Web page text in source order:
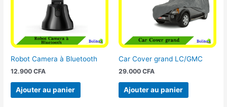
Robot Camera à Bluetooth
12.900CFA
Ajouter au panier
Car Cover grand LC/GMC
29.000 CFA
Ajouter au panier